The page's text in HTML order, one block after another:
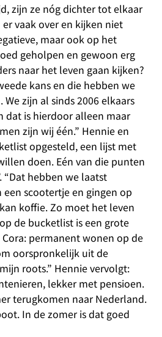
zijn ze nóg dichter tot elkaar
vaak over en kijken niet
maar ook op het
geholpen en gewoon erg
naar het leven gaan kijken?
kans en die hebben we
zijn al sinds 2006 elkaars
dat is hierdoor alleen maar
zijn wij één.” Hennie en
opgesteld, een lijst met
doen. Eén van die punten
“Dat hebben we laatst
scootertje en gingen op
koffie. Zo moet het leven
de bucketlist is een grote
permanent wonen op de
oorspronkelijk uit de
roots.” Hennie vervolgt:
lekker met pensioen.
terugkomen naar Nederland.
In de zomer is dat goed